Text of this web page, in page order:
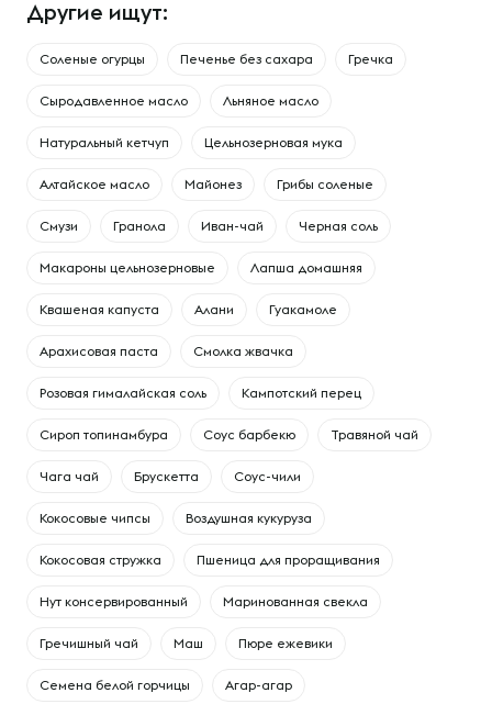
Другие ищут:
Соленые огурцы Печенье без сахара Гречка
Сыродавленное масло Льняное масло
Натуральный кетчуп Цельнозерновая мука
Алтайское масло Майонез Грибы соленые
Смузи Гранола Иван-чай Черная соль
Макароны цельнозерновые Лапша домашняя
Квашеная капуста Алани Гуакамоле
Арахисовая паста Смолка жвачка
Розовая гималайская соль Кампотский перец
Сироп топинамбура Соус барбекю Травяной чай
Чага чай Брускетта Соус-чили
Кокосовые чипсы Воздушная кукуруза
Кокосовая стружка Пшеница для проращивания
Нут консервированный Маринованная свекла
Гречишный чай Маш Пюре ежевики
Семена белой горчицы Агар-агар